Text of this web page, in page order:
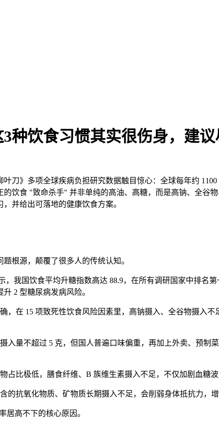
种饮食习惯其实很伤身，建
刀》多项全球疾病负担研究数据触目惊心：全球每年约
饮食 "致命杀手" 并非单纯的高油、高糖，而是高钠、全谷
并给出可落地的健康饮食方案。
根源，颠覆了很多人的传统认知。
，我国饮食平均升糖指数高达 88.9，在所有调研国家中排名
2 型糖尿病发病风险。
，在 15 项致死性饮食风险因素里，高钠摄入、全谷物摄入
入量不超过 5 克，但国人普遍口味偏重，再加上外卖、预制
占比极低，膳食纤维、B 族维生素摄入不足，不仅加剧血糖
的抗氧化物质、矿物质长期摄入不足，会削弱身体抵抗力，
居高不下的核心原因。